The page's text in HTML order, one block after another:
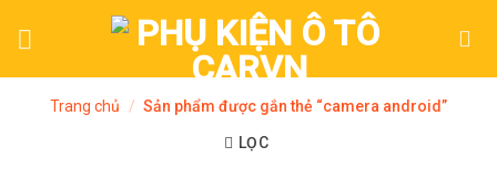
Trang chủ / Sản phẩm được gắn thẻ “camera android”
LỌC